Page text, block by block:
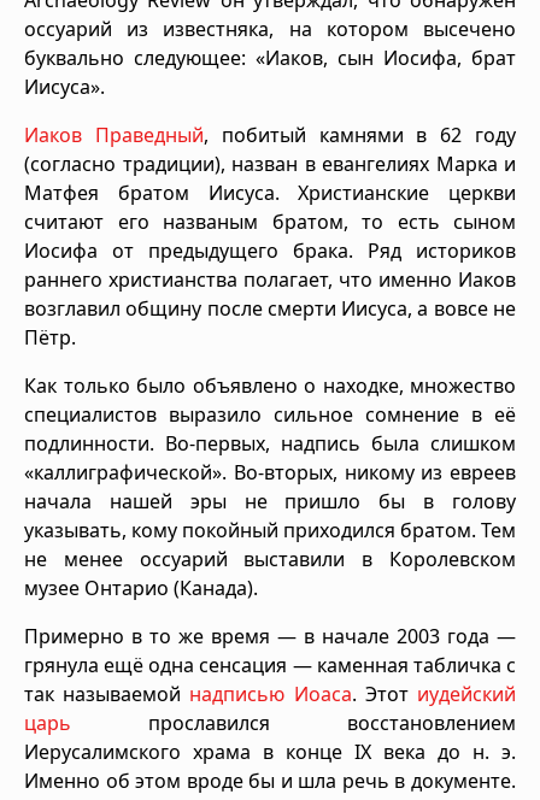
оссуарий из известняка, на котором высечено
буквально следующее: «Иаков, сын Иосифа, брат
Иисуса».
Иаков Праведный, побитый камнями в 62 году
(согласно традиции), назван в евангелиях Марка и
Матфея братом Иисуса. Христианские церкви
считают его названым братом, то есть сыном
Иосифа от предыдущего брака. Ряд историков
раннего христианства полагает, что именно Иаков
возглавил общину после смерти Иисуса, а вовсе не
Пётр.
Как только было объявлено о находке, множество
специалистов выразило сильное сомнение в её
подлинности. Во-первых, надпись была слишком
«каллиграфической». Во-вторых, никому из евреев
начала нашей эры не пришло бы в голову
указывать, кому покойный приходился братом. Тем
не менее оссуарий выставили в Королевском
музее Онтарио (Канада).
Примерно в то же время — в начале 2003 года —
грянула ещё одна сенсация — каменная табличка с
так называемой надписью Иоаса. Этот иудейский
царь прославился восстановлением
Иерусалимского храма в конце IX века до н. э.
Именно об этом вроде бы и шла речь в документе.